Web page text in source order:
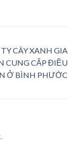
CÂY XANH GIA
CUNG CẤP ĐIỀU
Ở BÌNH PHƯỚC